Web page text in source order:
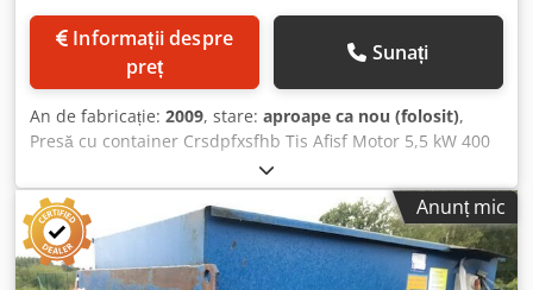
preț
Sunați
An de fabricație: 2009, stare: aproape ca nou (folosit),
Presă cu container Crsdpfxsfhb Tis Afisf Motor 5,5 kW 400
Anunț mic